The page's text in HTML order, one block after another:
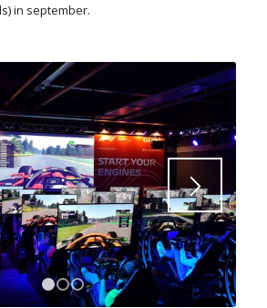
in september.